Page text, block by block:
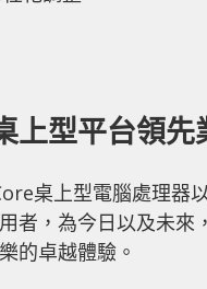
上型平台領先
桌上型電腦處理器
者，為今日以及未來
的卓越體驗。